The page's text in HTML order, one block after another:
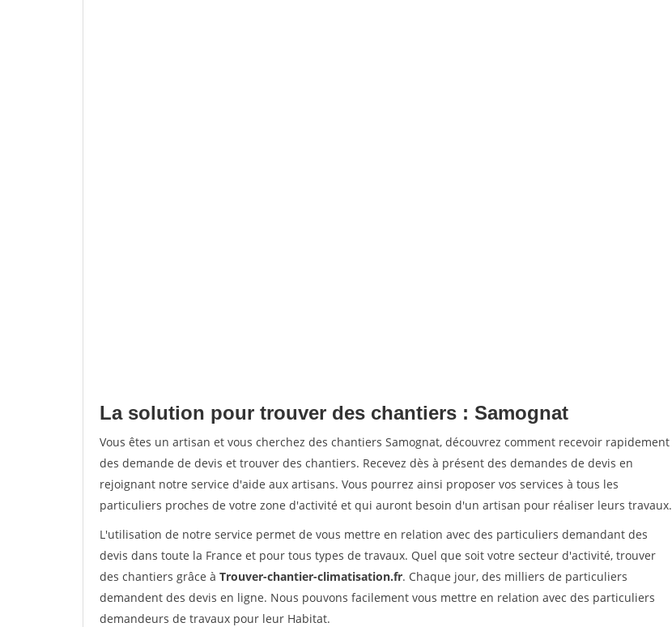
La solution pour trouver des chantiers : Samognat
Vous êtes un artisan et vous cherchez des chantiers Samognat, découvrez comment recevoir rapidement
des demande de devis et trouver des chantiers. Recevez dès à présent des demandes de devis en
rejoignant notre service d'aide aux artisans. Vous pourrez ainsi proposer vos services à tous les
particuliers proches de votre zone d'activité et qui auront besoin d'un artisan pour réaliser leurs travaux.
L'utilisation de notre service permet de vous mettre en relation avec des particuliers demandant des
devis dans toute la France et pour tous types de travaux. Quel que soit votre secteur d'activité, trouver
des chantiers grâce à Trouver-chantier-climatisation.fr. Chaque jour, des milliers de particuliers
demandent des devis en ligne. Nous pouvons facilement vous mettre en relation avec des particuliers
demandeurs de travaux pour leur Habitat.